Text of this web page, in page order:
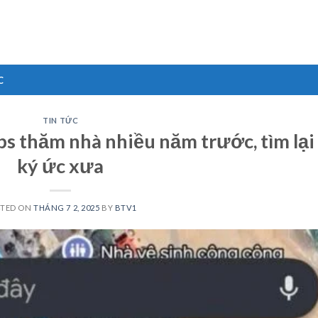
TIN TỨC
thăm nhà nhiều năm trước, tìm lại
ký ức xưa
ONTHÁNG 7 2, 2025 BY BTV1